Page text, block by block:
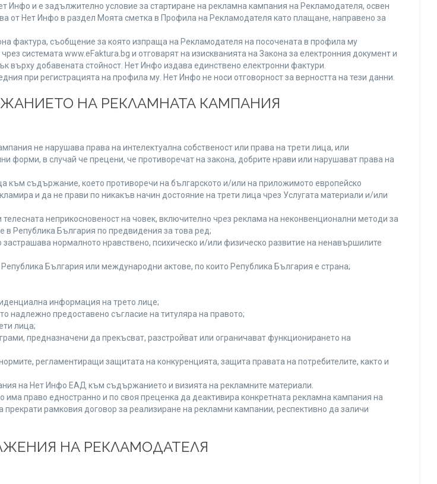
Инфо и е задължително условие за стартиране на рекламна кампания на Рекламодателя, освен
от Нет Инфо в раздел Моята сметка в Профила на Рекламодателя като плащане, направено за
фактура, съобщение за която изпраща на Рекламодателя на посочената в профила му
системата www.eFaktura.bg и отговарят на изискванията на Закона за електронния документ и
върху добавената стойност. Нет Инфо издава единствено електронни фактури.
при регистрацията на профила му. Нет Инфо не носи отговорност за верността на тези данни.
НА РЕКЛАМНАТА КАМПАНИЯ
не нарушава права на интелектуална собственост или права на трети лица, или
форми, в случай че прецени, че противоречат на закона, добрите нрави или нарушават права на
съдържание, което противоречи на българското и/или на приложимото европейско
и да не прави по никакъв начин достояние на трети лица чрез Услугата материали и/или
неприкосновеност на човек, включително чрез реклама на неконвенционални методи за
в Република България по предвидения за това ред;
нормалното нравствено, психическо и/или физическо развитие на ненавършилите
България или международни актове, по които Република България е страна;
информация на трето лице;
надлежно предоставено съгласие на титуляра на правото;
лица;
предназначени да прекъсват, разстройват или ограничават функционирането на
регламентиращи защитата на конкуренцията, защита правата на потребителите, както и
на Нет Инфо ЕАД към съдържанието и визията на рекламните материали.
право едностранно и по своя преценка да деактивира конкретната рекламна кампания на
рамковия договор за реализиране на рекламни кампании, респективно да заличи
НА РЕКЛАМОДАТЕЛЯ